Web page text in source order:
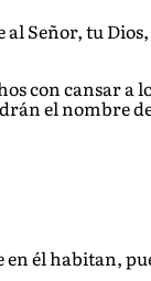
Señor, tu
con cansar
el nombre
él habitan,